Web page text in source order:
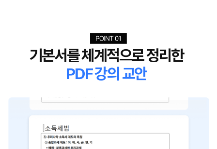
기본서를 체계적으로 정리한
PDF 강의 교안